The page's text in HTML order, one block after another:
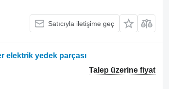
Satıcıyla iletişime geç
elektrik yedek parçası
Talep üzerine fiyat